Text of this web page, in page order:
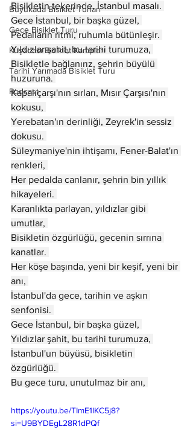
Büyükada Bisiklet Turları
Gece Bisiklet Turu
Kuşadası Bisiklet Kampları
Tarihi Yarımada Bisiklet Turu
Podcast
Bisikletin tekerinde, İstanbul masalı.
Gece İstanbul, bir başka güzel,
Pedalların ritmi, ruhumla bütünleşir.
Yıldızlar şahit, bu tarihi turumuza,
Bisikletle bağlanırız, şehrin büyülü
huzuruna.
Kapalıçarşı'nın sırları, Mısır Çarşısı'nın
kokusu,
Yerebatan'ın derinliği, Zeyrek'in sessiz
dokusu.
Süleymaniye'nin ihtişamı, Fener-Balat'ın
renkleri,
Her pedalda canlanır, şehrin bin yıllık
hikayeleri.
Karanlıkta parlayan, yıldızlar gibi
umutlar,
Bisikletin özgürlüğü, gecenin sırrına
kanatlar.
Her köşe başında, yeni bir keşif, yeni bir
anı,
İstanbul'da gece, tarihin ve aşkın
senfonisi.
Gece İstanbul, bir başka güzel,
Yıldızlar şahit, bu tarihi turumuza,
İstanbul'un büyüsü, bisikletin
özgürlüğü.
Bu gece turu, unutulmaz bir anı,
https://youtu.be/TImE1lKC5j8?
si=U9BYDEgL28R1dPQf